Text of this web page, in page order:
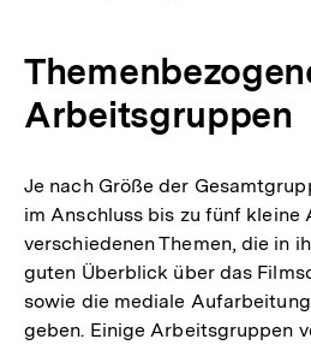
Arbeitsgruppen
Je nach Größe der
im Anschluss bis zu fünf
verschiedenen Themen, die in
guten Überblick über das
sowie die mediale
geben. Einige Arbeitsgruppen